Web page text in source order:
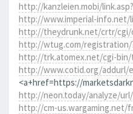
http://kanzleien.mobi/
http://www.imperial-info.net/
http://theydrunk.net/crtr/cgi/
http://wtug.com/registration/
http://trk.atomex.net/cgi-bin/
http://www.cotid.org/addurl/
<a+href=https://
http://neon.today/analyze/
http://cm-us.wargaming.net/